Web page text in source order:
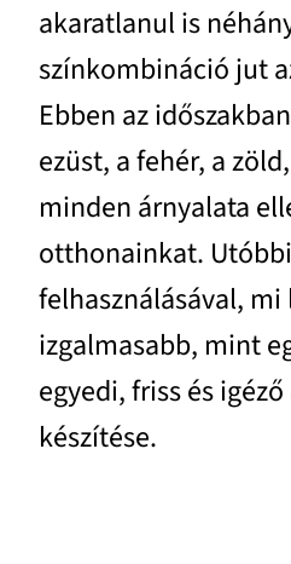
akaratlanul is
színkombináció jut
Ebben az
ezüst, a fehér, a
minden árnyalata
otthonainkat.
felhasználásával,
izgalmasabb, mint
egyedi, friss és
készítése.